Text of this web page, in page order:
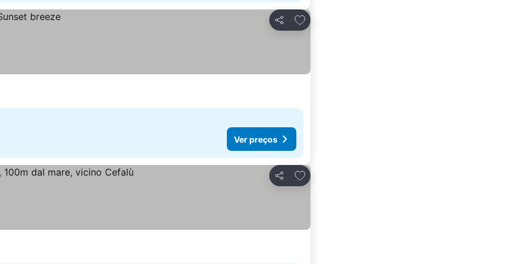
Partilhar
Adicionar aos favoritos
Ver preços
Partilhar
Adicionar aos favoritos